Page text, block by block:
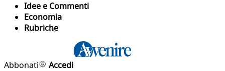
Idee e Commenti
Economia
Rubriche
Abbonati
Accedi